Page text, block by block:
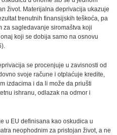
život. Materijalna deprivacija ukazuje
trenutnih finansijskih teškoća, pa
za sagledavanje siromaštva koji
koji se dobija samo na osnovu
se procenjuje u zavisnosti od
svoje račune i otplaćuje kredite,
izdacima i da li može da priušti
ishranu, odlazak na odmor i
u EU definisana kao oskudica u
neophodnim za pristojan život, a ne